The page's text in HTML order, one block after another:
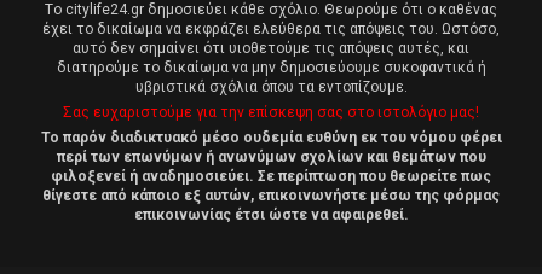
Tο citylife24.gr δημοσιεύει κάθε σχόλιο. Θεωρούμε ότι ο καθένας
έχει το δικαίωμα να εκφράζει ελεύθερα τις απόψεις του. Ωστόσο,
αυτό δεν σημαίνει ότι υιοθετούμε τις απόψεις αυτές, και
διατηρούμε το δικαίωμα να μην δημοσιεύουμε συκοφαντικά ή
υβριστικά σχόλια όπου τα εντοπίζουμε.
Σας ευχαριστούμε για την επίσκεψη σας στο ιστολόγιο μας!
Το παρόν διαδικτυακό μέσο ουδεμία ευθύνη εκ του νόμου φέρει
περί των επωνύμων ή ανωνύμων σχολίων και θεμάτων που
φιλοξενεί ή αναδημοσιεύει. Σε περίπτωση που θεωρείτε πως
θίγεστε από κάποιο εξ αυτών, επικοινωνήστε μέσω της φόρμας
επικοινωνίας έτσι ώστε να αφαιρεθεί.